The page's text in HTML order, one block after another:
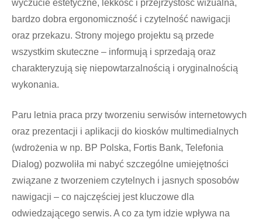
wyczucie estetyczne, lekkość i przejrzystość wizualna,
bardzo dobra ergonomiczność i czytelność nawigacji
oraz przekazu. Strony mojego projektu są przede
wszystkim skuteczne – informują i sprzedają oraz
charakteryzują się niepowtarzalnością i oryginalnością
wykonania.
Paru letnia praca przy tworzeniu serwisów internetowych
oraz prezentacji i aplikacji do kiosków multimedialnych
(wdrożenia w np. BP Polska, Fortis Bank, Telefonia
Dialog) pozwoliła mi nabyć szczególne umiejętności
związane z tworzeniem czytelnych i jasnych sposobów
nawigacji – co najczęściej jest kluczowe dla
odwiedzającego serwis. A co za tym idzie wpływa na